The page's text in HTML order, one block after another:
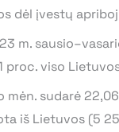
dėl įvestų
m.
proc. viso
sudarė
iš Lietuvos (5